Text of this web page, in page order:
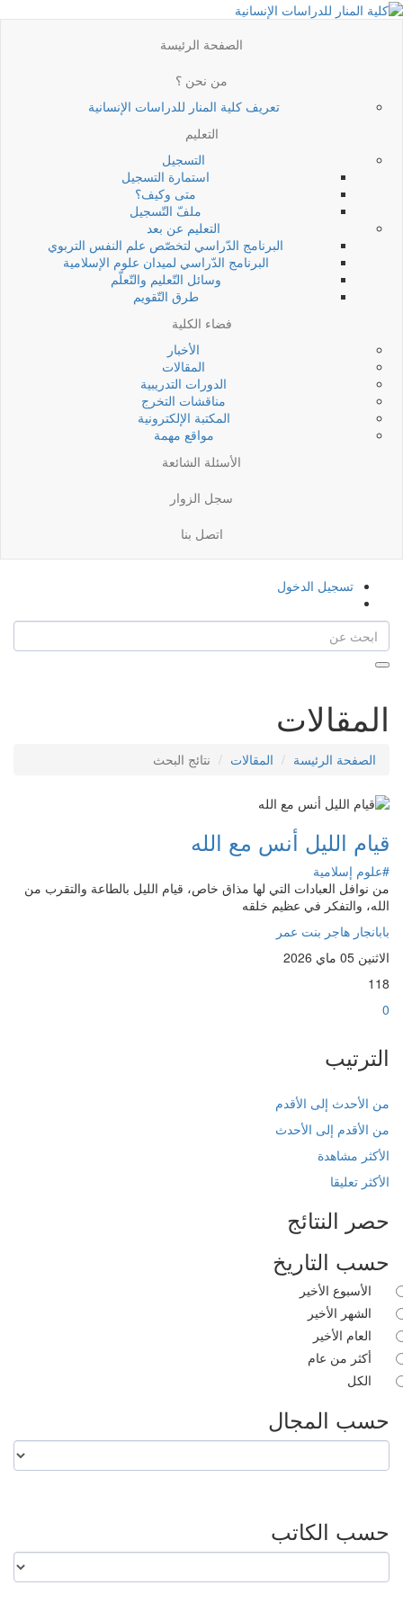
الصفحة الرئيسة
من نحن ؟
تعريف كلية المنار للدراسات الإنسانية
التعليم
التسجيل
استمارة التسجيل
متى وكيف؟
ملفّ التّسجيل
التعليم عن بعد
البرنامج الدّراسي لتخصّص علم النفس التربوي
البرنامج الدّراسي لميدان علوم الإسلامية
وسائل التّعليم والتّعلّم
طرق التّقويم
فضاء الكلية
الأخبار
المقالات
الدورات التدريبية
مناقشات التخرج
المكتبة الإلكترونية
مواقع مهمة
الأسئلة الشائعة
سجل الزوار
اتصل بنا
تسجيل الدخول
المقالات
الصفحة الرئيسة المقالات نتائج البحث
قيام الليل أنس مع الله
#علوم إسلامية
من نوافل العبادات التي لها مذاق خاص، قيام الليل بالطاعة والتقرب من
الله، والتفكر في عظيم خلقه
بابانجار هاجر بنت عمر
الاثنين 05 ماي 2026
118
0
الترتيب
من الأحدث إلى الأقدم
من الأقدم إلى الأحدث
الأكثر مشاهدة
الأكثر تعليقا
حصر النتائج
حسب التاريخ
الأسبوع الأخير
الشهر الأخير
العام الأخير
أكثر من عام
الكل
حسب المجال
حسب الكاتب